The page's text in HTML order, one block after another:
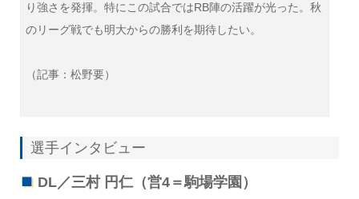
り強さを発揮。特にこの試合ではRB陣の活躍が光った。秋
のリーグ戦でも明大からの勝利を期待したい。
（記事：松野要）
選手インタビュー
DL／三村 円仁（営4＝駒場学園）